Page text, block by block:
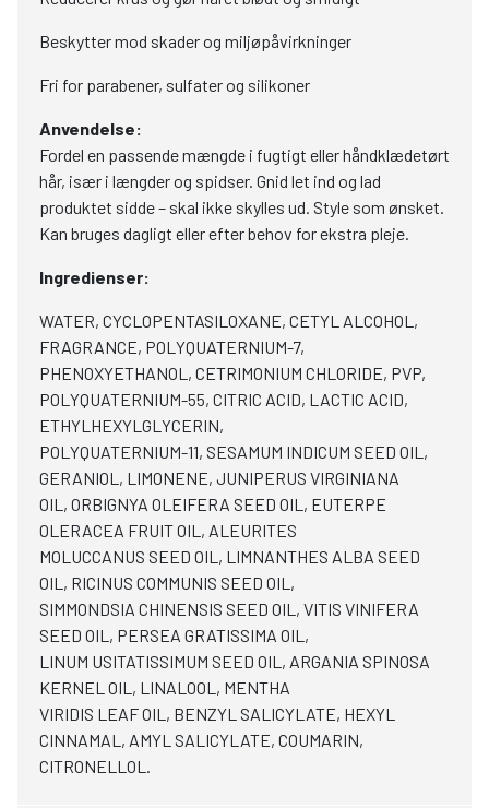
Beskytter mod skader og miljøpåvirkninger
Fri for parabener, sulfater og silikoner
Anvendelse:
Fordel en passende mængde i fugtigt eller håndklædetørt
hår, især i længder og spidser. Gnid let ind og lad
produktet sidde – skal ikke skylles ud. Style som ønsket.
Kan bruges dagligt eller efter behov for ekstra pleje.
Ingredienser:
WATER, CYCLOPENTASILOXANE, CETYL ALCOHOL,
FRAGRANCE, POLYQUATERNIUM-7,
PHENOXYETHANOL, CETRIMONIUM CHLORIDE, PVP,
POLYQUATERNIUM-55, CITRIC ACID, LACTIC ACID,
ETHYLHEXYLGLYCERIN,
POLYQUATERNIUM-11, SESAMUM INDICUM SEED OIL,
GERANIOL, LIMONENE, JUNIPERUS VIRGINIANA
OIL, ORBIGNYA OLEIFERA SEED OIL, EUTERPE
OLERACEA FRUIT OIL, ALEURITES
MOLUCCANUS SEED OIL, LIMNANTHES ALBA SEED
OIL, RICINUS COMMUNIS SEED OIL,
SIMMONDSIA CHINENSIS SEED OIL, VITIS VINIFERA
SEED OIL, PERSEA GRATISSIMA OIL,
LINUM USITATISSIMUM SEED OIL, ARGANIA SPINOSA
KERNEL OIL, LINALOOL, MENTHA
VIRIDIS LEAF OIL, BENZYL SALICYLATE, HEXYL
CINNAMAL, AMYL SALICYLATE, COUMARIN,
CITRONELLOL.